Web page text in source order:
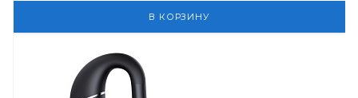
В КОРЗИНУ